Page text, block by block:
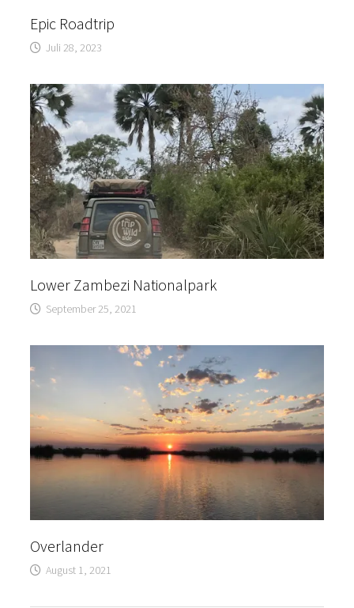
Epic Roadtrip
Juli 28, 2023
Lower Zambezi Nationalpark
September 25, 2021
Overlander
August 1, 2021